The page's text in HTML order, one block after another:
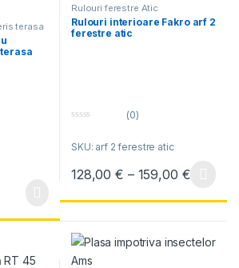
terasa
Rulouri ferestre Atic
Rulouri interioare Fakro arf 2
ferestre atic
u
f
(0)
SKU: arf 2 ferestre atic
128,00€ – 159,00 €Interval
Acest produs are mai multe